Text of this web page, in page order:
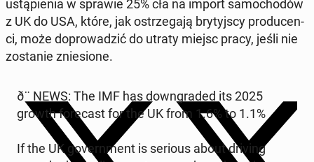
ustą­pie­nia w sprawie 25% cła na import sa­mo­cho­dów
z UK do USA, które, jak ostrze­ga­ją bry­tyj­scy pro­du­cen­
ci, może do­pro­wa­dzić do utraty miejsc pracy, jeśli nie
zo­sta­nie znie­sio­ne.
ð¨ NEWS: The IMF has do­wn­gra­ded its 2025
growth fo­re­cast for the UK from 1.6% to 1.1%
If the UK go­vern­ment is serious about driving